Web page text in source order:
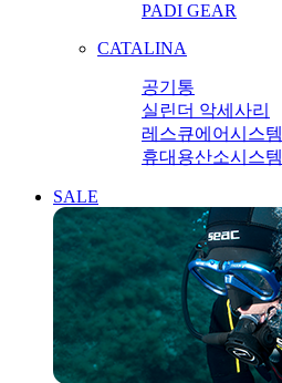
PADI GEAR
CATALINA
공기통
실린더 악세사리
레스큐에어시스템
휴대용산소시스템
SALE